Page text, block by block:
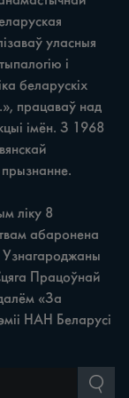
уласныя
і
беларускіх
працаваў над
імён. З 1968
ліку 8
абаронена
Узнагароджаны
Працоўнай
«За
НАН Беларусі